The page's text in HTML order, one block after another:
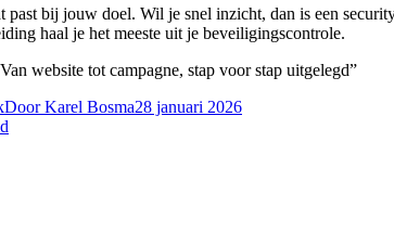
bij jouw doel. Wil je snel inzicht, dan is een
haal je het meeste uit je beveiligingscontrole.
website tot campagne, stap voor stap uitgelegd”
DoorKarel Bosma28 januari 2026